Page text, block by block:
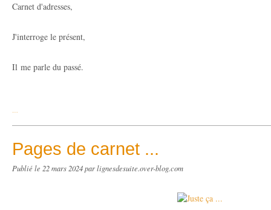
Carnet d'adresses,
J'interroge le présent,
Il me parle du passé.
…
Pages de carnet ...
Publié le 22 mars 2024par lignesdesuite.over-blog.com